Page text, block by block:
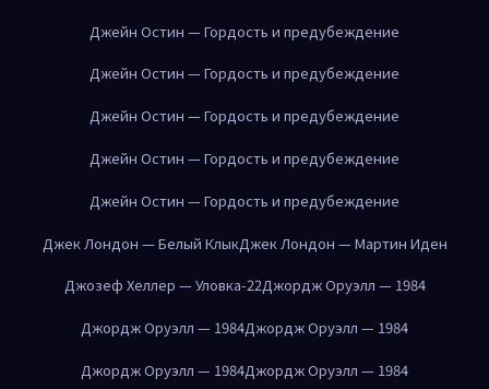
Джейн Остин — Гордость и предубеждение
Джейн Остин — Гордость и предубеждение
Джейн Остин — Гордость и предубеждение
Джейн Остин — Гордость и предубеждение
Джейн Остин — Гордость и предубеждение
Джек Лондон — Белый КлыкДжек Лондон — Мартин Иден
Джозеф Хеллер — Уловка-22Джордж Оруэлл — 1984
Джордж Оруэлл — 1984Джордж Оруэлл — 1984
Джордж Оруэлл — 1984Джордж Оруэлл — 1984